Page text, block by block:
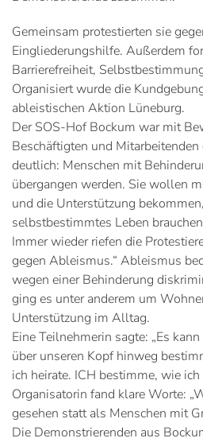
Gemeinsam protestierten sie
Eingliederungshilfe. Außerdem
Barrierefreiheit,
Organisiert wurde die
ableistischen Aktion Lüneburg.
Der SOS-Hof Bockum war mit
Beschäftigten und Mitarbeitenden
deutlich: Menschen mit
übergangen werden. Sie wollen
und die Unterstützung
selbstbestimmtes Leben
Immer wieder riefen die
gegen Ableismus.“ Ableismus
wegen einer Behinderung
ging es unter anderem um
Unterstützung im Alltag.
Eine Teilnehmerin sagte: „Es
über unseren Kopf hinweg
ich heirate. ICH bestimme, wie
Organisatorin fand klare Worte:
gesehen statt als Menschen mit
Die Demonstrierenden aus